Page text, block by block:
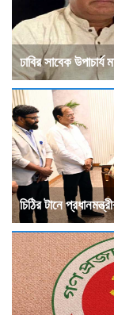
ঢাবির সাবেক
চিঠির টানে